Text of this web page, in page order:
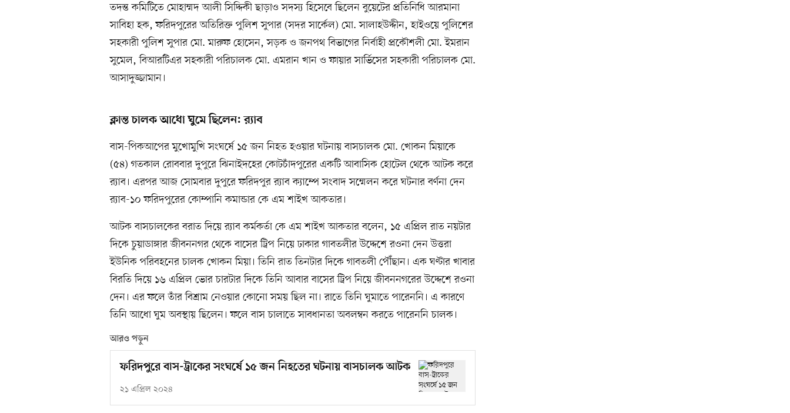
তদন্ত কমিটিতে মোহাম্মদ আলী সিদ্দিকী ছাড়াও সদস্য হিসেবে ছিলেন বুয়েটের প্রতিনিধি আরমানা
সাবিহা হক, ফরিদপুরের অতিরিক্ত পুলিশ সুপার (সদর সার্কেল) মো. সালাহউদ্দীন, হাইওয়ে পুলিশের
সহকারী পুলিশ সুপার মো. মারুফ হোসেন, সড়ক ও জনপথ বিভাগের নির্বাহী প্রকৌশলী মো. ইমরান
সুমেল, বিআরটিএর সহকারী পরিচালক মো. এমরান খান ও ফায়ার সার্ভিসের সহকারী পরিচালক মো.
আসাদুজ্জামান।
ক্লান্ত চালক আধো ঘুমে ছিলেন: র‍্যাব
বাস-পিকআপের মুখোমুখি সংঘর্ষে ১৫ জন নিহত হওয়ার ঘটনায় বাসচালক মো. খোকন মিয়াকে
(৫৪) গতকাল রোববার দুপুরে ঝিনাইদহের কোটচাঁদপুরের একটি আবাসিক হোটেল থেকে আটক করে
র‍্যাব। এরপর আজ সোমবার দুপুরে ফরিদপুর র‍্যাব ক্যাম্পে সংবাদ সম্মেলন করে ঘটনার বর্ণনা দেন
র‍্যাব-১০ ফরিদপুরের কোম্পানি কমান্ডার কে এম শাইখ আকতার।
আটক বাসচালকের বরাত দিয়ে র‍্যাব কর্মকর্তা কে এম শাইখ আকতার বলেন, ১৫ এপ্রিল রাত নয়টার
দিকে চুয়াডাঙ্গার জীবননগর থেকে বাসের ট্রিপ নিয়ে ঢাকার গাবতলীর উদ্দেশে রওনা দেন উত্তরা
ইউনিক পরিবহনের চালক খোকন মিয়া। তিনি রাত তিনটার দিকে গাবতলী পৌঁছান। এক ঘণ্টার খাবার
বিরতি দিয়ে ১৬ এপ্রিল ভোর চারটার দিকে তিনি আবার বাসের ট্রিপ নিয়ে জীবননগরের উদ্দেশে রওনা
দেন। এর ফলে তাঁর বিশ্রাম নেওয়ার কোনো সময় ছিল না। রাতে তিনি ঘুমাতে পারেননি। এ কারণে
তিনি আধো ঘুম অবস্থায় ছিলেন। ফলে বাস চালাতে সাবধানতা অবলম্বন করতে পারেননি চালক।
আরও পড়ুন
ফরিদপুরে বাস-ট্রাকের সংঘর্ষে ১৫ জন নিহতের ঘটনায় বাসচালক আটক
২১ এপ্রিল ২০২৪